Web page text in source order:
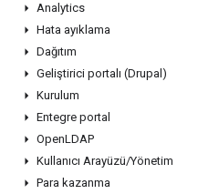
Analytics
Hata ayıklama
Dağıtım
Geliştirici portalı (Drupal)
Kurulum
Entegre portal
OpenLDAP
Kullanıcı Arayüzü/Yönetim
Para kazanma